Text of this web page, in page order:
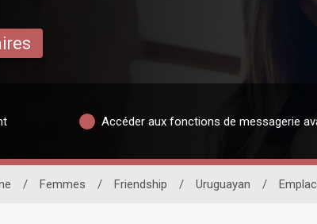
Accéder aux fonctions de messagerie
/ Femmes / Friendship / Uruguayan /